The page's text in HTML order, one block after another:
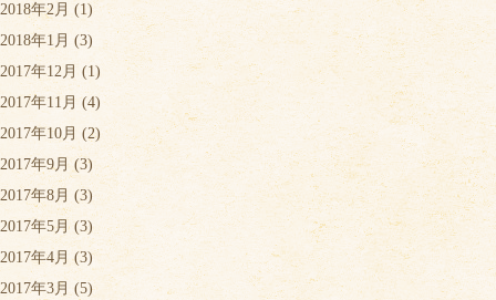
2018年2月 (1)
2018年1月 (3)
2017年12月 (1)
2017年11月 (4)
2017年10月 (2)
2017年9月 (3)
2017年8月 (3)
2017年5月 (3)
2017年4月 (3)
2017年3月 (5)